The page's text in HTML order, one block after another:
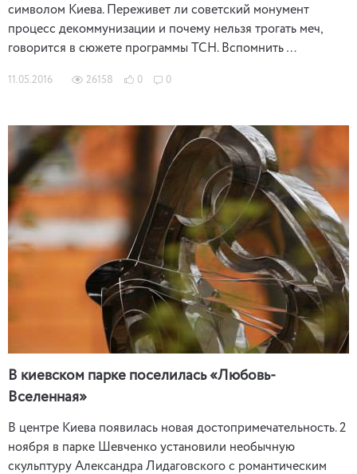
символом Киева. Переживет ли советский монумент
процесс декоммунизации и почему нельзя трогать меч,
говорится в сюжете программы ТСН. Вспомнить …
11.05.2016 26158 0 0
В киевском парке поселилась «Любовь-
Вселенная»
В центре Киева появилась новая достопримечательность. 2
ноября в парке Шевченко установили необычную
скульптуру Александра Лидаговского с романтическим